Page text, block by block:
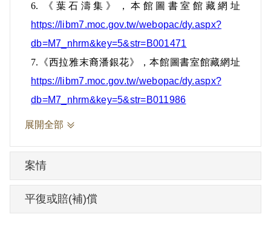
子》（1989，獲該年金鼎獎）、《臺灣男
子簡阿淘》（1990）和回憶錄《一個臺灣
老朽作家的五○年代》（1991）等，都是對
白色恐怖經驗的書寫。2000年獲行政院文
化獎，2001年獲國家文藝獎，2004年獲聘
國策顧問，2008年病逝，享年83歲。
年2月21日經第一屆第十二次董事會議通過
予以補償。2018年12月7日經促轉會公告撤
銷判決處分。
6.
《葉石濤集》，本館圖書室館藏網址
https://libm7.moc.gov.tw/webopac/dy.aspx?
db=M7_nhrm&key=5&str=B001471
7. 《西拉雅末裔潘銀花》，本館圖書室館藏網址
https://libm7.moc.gov.tw/webopac/dy.aspx?
db=M7_nhrm&key=5&str=B011986
展開全部
案情
平復或賠(補)償